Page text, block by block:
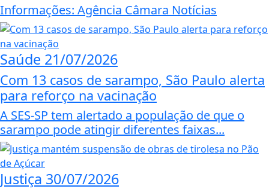
Informações: Agência Câmara Notícias
Saúde 21/07/2026
Com 13 casos de sarampo, São Paulo alerta
para reforço na vacinação
A SES-SP tem alertado a população de que o
sarampo pode atingir diferentes faixas...
Justiça 30/07/2026